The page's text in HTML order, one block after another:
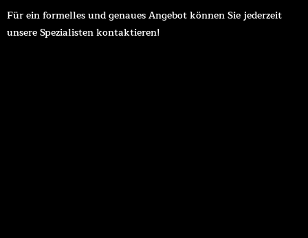
Für ein formelles und genaues Angebot können Sie jederzeit
unsere Spezialisten kontaktieren!